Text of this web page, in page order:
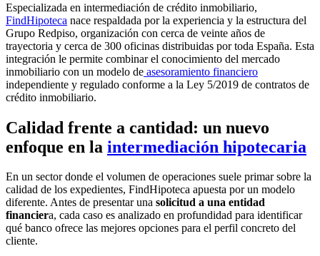
Especializada en intermediación de crédito inmobiliario,
FindHipoteca nace respaldada por la experiencia y la estructura del
Grupo Redpiso, organización con cerca de veinte años de
trayectoria y cerca de 300 oficinas distribuidas por toda España. Esta
integración le permite combinar el conocimiento del mercado
inmobiliario con un modelo de asesoramiento financiero
independiente y regulado conforme a la Ley 5/2019 de contratos de
crédito inmobiliario.
Calidad frente a cantidad: un nuevo
enfoque en la intermediación hipotecaria
En un sector donde el volumen de operaciones suele primar sobre la
calidad de los expedientes, FindHipoteca apuesta por un modelo
diferente. Antes de presentar una solicitud a una entidad
financiera, cada caso es analizado en profundidad para identificar
qué banco ofrece las mejores opciones para el perfil concreto del
cliente.